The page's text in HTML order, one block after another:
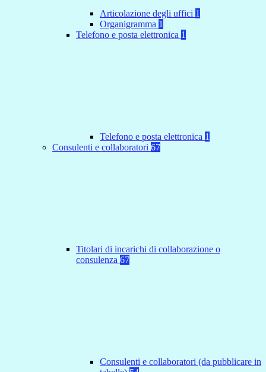
Articolazione degli uffici 1
Organigramma 1
Telefono e posta elettronica 1
Telefono e posta elettronica 1
Consulenti e collaboratori 67
Titolari di incarichi di collaborazione o
consulenza 67
Consulenti e collaboratori (da pubblicare in